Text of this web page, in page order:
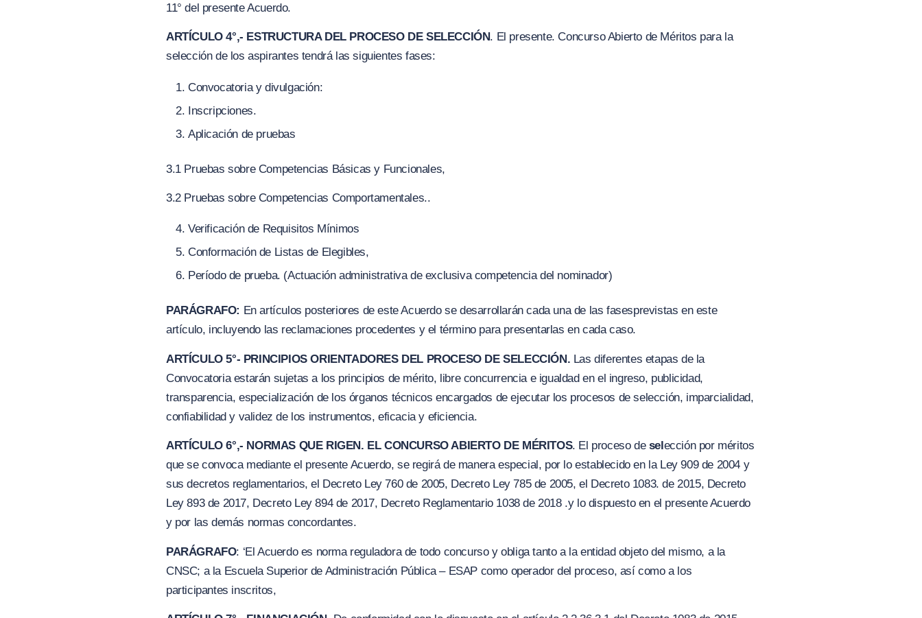
11° del presente Acuerdo.
ARTÍCULO 4°,- ESTRUCTURA DEL PROCESO DE SELECCIÓN. El presente. Concurso Abierto de Méritos para la
selección de los aspirantes tendrá las siguientes fases:
Convocatoria y divulgación:
Inscripciones.
Aplicación de pruebas
3.1 Pruebas sobre Competencias Básicas y Funcionales,
3.2 Pruebas sobre Competencias Comportamentales..
Verificación de Requisitos Mínimos
Conformación de Listas de Elegibles,
Período de prueba. (Actuación administrativa de exclusiva competencia del nominador)
PARÁGRAFO: En artículos posteriores de este Acuerdo se desarrollarán cada una de las fasesprevistas en este
artículo, incluyendo las reclamaciones procedentes y el término para presentarlas en cada caso.
ARTÍCULO 5°- PRINCIPIOS ORIENTADORES DEL PROCESO DE SELECCIÓN. Las diferentes etapas de la
Convocatoria estarán sujetas a los principios de mérito, libre concurrencia e igualdad en el ingreso, publicidad,
transparencia, especialización de los órganos técnicos encargados de ejecutar los procesos de selección, imparcialidad,
confiabilidad y validez de los instrumentos, eficacia y eficiencia.
ARTÍCULO 6°,- NORMAS QUE RIGEN. EL CONCURSO ABIERTO DE MÉRITOS. El proceso de sel ección por méritos
que se convoca mediante el presente Acuerdo, se regirá de manera especial, por lo establecido en la Ley 909 de 2004 y
sus decretos reglamentarios, el Decreto Ley 760 de 2005, Decreto Ley 785 de 2005, el Decreto 1083. de 2015, Decreto
Ley 893 de 2017, Decreto Ley 894 de 2017, Decreto Reglamentario 1038 de 2018 .y lo dispuesto en el presente Acuerdo
y por las demás normas concordantes.
PARÁGRAFO: ‘El Acuerdo es norma reguladora de todo concurso y obliga tanto a la entidad objeto del mismo, a la
CNSC; a la Escuela Superior de Administración Pública – ESAP como operador del proceso, así como a los
participantes inscritos,